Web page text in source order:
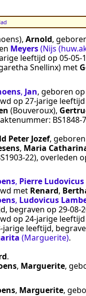
, Arnold,
Meyers(Nijs
leeftijd op
Snellinx) met
, Jan, geboren op
op 27-jarige
(Bouveroux),
BS1848-7
Peter Jozef,
, Maria
22), overleden
, Pierre
met Renard,
, Ludovicus
begraven op
op 24-jarige
jarige leeftijd,
(Marguerite).
.
, Marguerite,
, Marguerite,